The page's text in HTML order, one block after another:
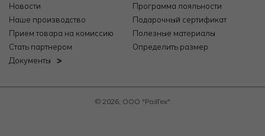
Новости
Наше производство
Прием товара на комиссию
Стать партнером
Документы
Программа лояльности
Подарочный сертификат
Полезные материалы
Определить размер
© 2026, ООО "РозТех"